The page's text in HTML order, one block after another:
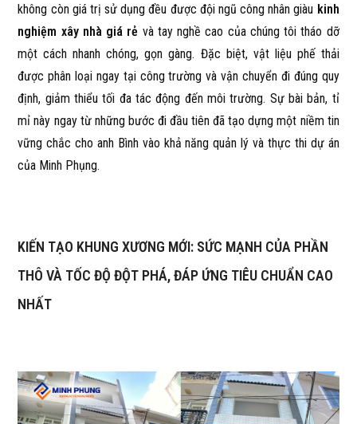
không còn giá trị sử dụng đều được đội ngũ công nhân giàu kinh
nghiệm xây nhà giá rẻ và tay nghề cao của chúng tôi tháo dỡ
một cách nhanh chóng, gọn gàng. Đặc biệt, vật liệu phế thải
được phân loại ngay tại công trường và vận chuyển đi đúng quy
định, giảm thiểu tối đa tác động đến môi trường. Sự bài bản, tỉ
mỉ này ngay từ những bước đi đầu tiên đã tạo dựng một niềm tin
vững chắc cho anh Bình vào khả năng quản lý và thực thi dự án
của Minh Phụng.
KIẾN TẠO KHUNG XƯƠNG MỚI: SỨC MẠNH CỦA PHẦN
THÔ VÀ TỐC ĐỘ ĐỘT PHÁ, ĐÁP ỨNG TIÊU CHUẨN CAO
NHẤT